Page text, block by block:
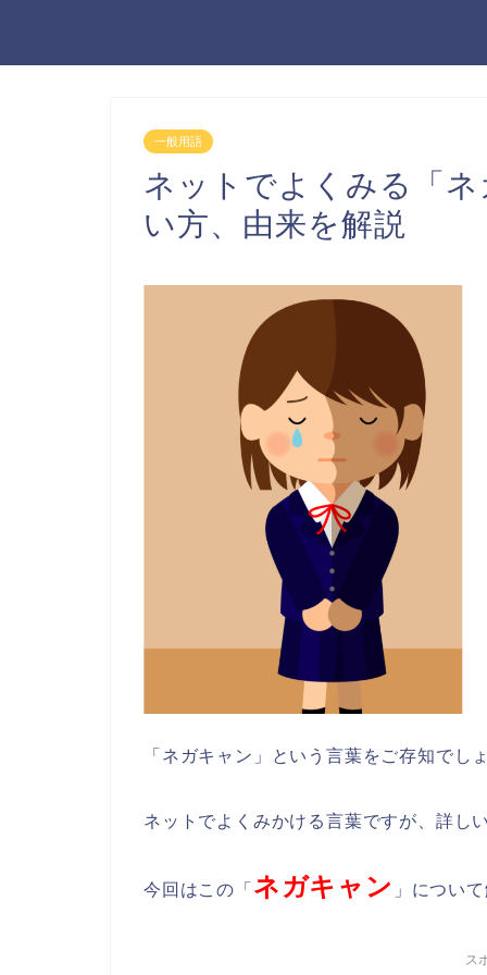
一般用語
ネットでよくみる「
い方、由来を解説
「ネガキャン」という言葉をご存知でし
ネットでよくみかける言葉ですが、詳し
今回はこの「 ネガキャン 」につい
ス